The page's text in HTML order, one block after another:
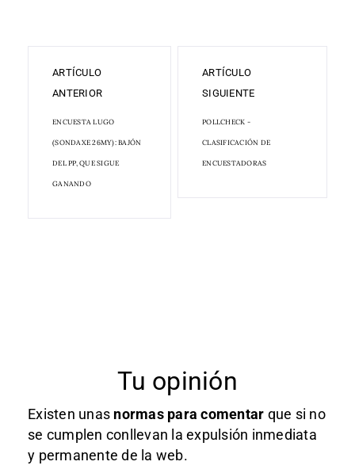
ARTÍCULO
ANTERIOR
ENCUESTA LUGO
(SONDAXE 26MY): BAJÓN
DEL PP, QUE SIGUE
GANANDO
ARTÍCULO
SIGUIENTE
POLLCHECK -
CLASIFICACIÓN DE
ENCUESTADORAS
Tu opinión
Existen unas normas para comentar que si no
se cumplen conllevan la expulsión inmediata
y permanente de la web.